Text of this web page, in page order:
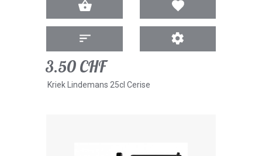
3.50 CHF
Kriek Lindemans 25cl Cerise